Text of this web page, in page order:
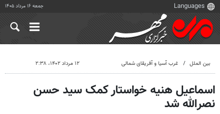
جمعه ۱۶ مرداد ۱۴۰۵
بین الملل غرب آسیا و آفریقای شمالی ۱۲ مرداد ۱۴۰۲، ۲:۳۸
اسماعیل هنیه خواستار کمک سید حسن
نصرالله شد